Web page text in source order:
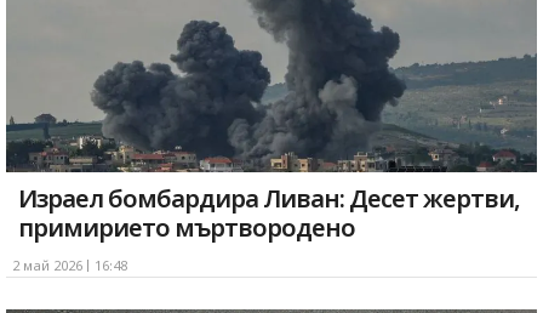
Израел бомбардира Ливан: Десет жертви,
примирието мъртвородено
2 май 2026 16:48